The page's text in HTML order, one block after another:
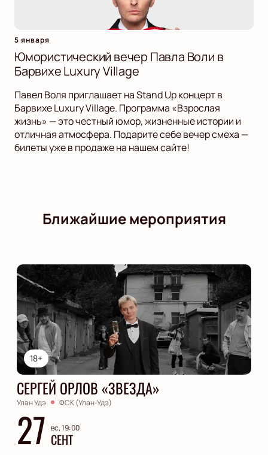
5 января
Юмористический вечер Павла Воли в
Барвихе Luxury Village
Павел Воля приглашает на Stand Up концерт в
Барвихе Luxury Village. Программа «Взрослая
жизнь» — это честный юмор, жизненные истории и
отличная атмосфера. Подарите себе вечер смеха —
билеты уже в продаже на нашем сайте!
Ближайшие мероприятия
18+
СЕРГЕЙ ОРЛОВ «ЗВЕЗДА»
Улан Удэ ФСК (Улан-Удэ)
27 вс, 19:00
СЕНТ